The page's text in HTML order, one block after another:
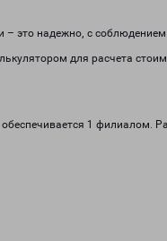
– это надежно, с
для расчета
1 филиалом.